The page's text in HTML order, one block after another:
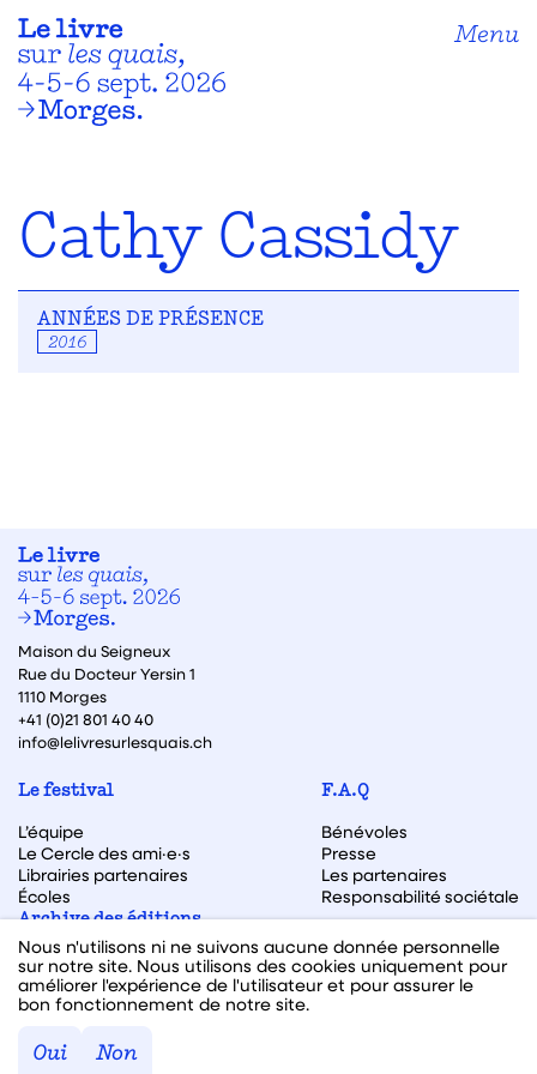
Menu
Cathy Cassidy
ANNÉES DE PRÉSENCE
2016
Maison du Seigneux
Rue du Docteur Yersin 1
1110 Morges
+41 (0)21 801 40 40
info@lelivresurlesquais.ch
Le festival
L’équipe
Le Cercle des ami·e·s
Librairies partenaires
Écoles
F.A.Q
Bénévoles
Presse
Les partenaires
Responsabilité sociétale
Archive des éditions
Archive des autrices et auteurs
Facebook
Instagram
Linkedin
Youtube
Nous n'utilisons ni ne suivons aucune donnée personnelle
sur notre site. Nous utilisons des cookies uniquement pour
améliorer l'expérience de l'utilisateur et pour assurer le
bon fonctionnement de notre site.
Oui Non